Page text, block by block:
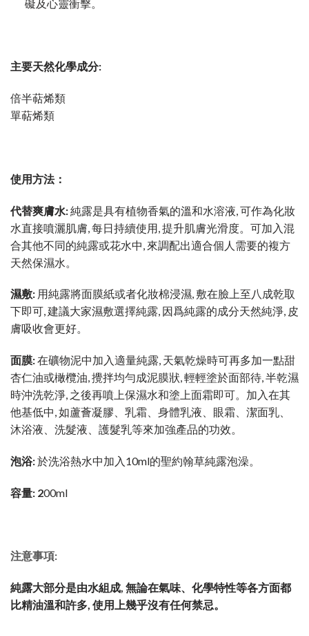
礙及心靈衝擊。
主要天然化學成分:
倍半萜烯類
單萜烯類
使用方法：
代替爽膚水:純露是具有植物香氣的溫和水溶液, 可作為化妝
水直接噴灑肌膚, 每日持續使用, 提升肌膚光滑度。可加入混
合其他不同的純露或花水中, 來調配出適合個人需要的複方
天然保濕水。
濕敷: 用純露將面膜紙或者化妝棉浸濕, 敷在臉上至八成乾取
下即可, 建議大家濕敷選擇純露, 因爲純露的成分天然純淨, 皮
膚吸收會更好。
面膜:在礦物泥中加入適量純露, 天氣乾燥時可再多加一點甜
杏仁油或橄欖油, 攪拌均勻成泥膜狀, 輕輕塗於面部待, 半乾濕
時沖洗乾淨, 之後再噴上保濕水和塗上面霜即可。加入在其
他基低中, 如蘆薈凝膠、乳霜、身體乳液、眼霜、潔面乳、
沐浴液、洗髮液、護髮乳等來加強產品的功效。
泡浴:於洗浴熱水中加入10ml的聖約翰草純露泡澡。
容量: 200ml
注意事項:
純露大部分是由水組成, 無論在氣味、化學特性等各方面都
比精油溫和許多, 使用上幾乎沒有任何禁忌。